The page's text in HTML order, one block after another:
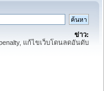
ข่าว:
แก้ไขเว็บโดนลดอันดับ